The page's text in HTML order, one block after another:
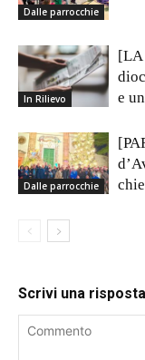
Dalle parrocchie
In Rilievo
[LA
e
Dalle parrocchie
Scrivi una risposta